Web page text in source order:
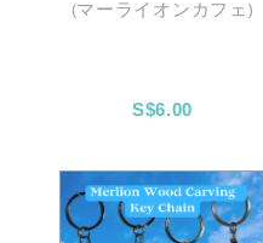
(マーライオンカフェ)
S$6.00